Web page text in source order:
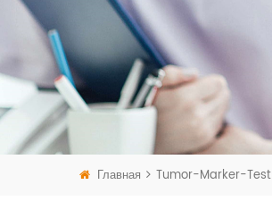
Главная Tumor-Marker-Test